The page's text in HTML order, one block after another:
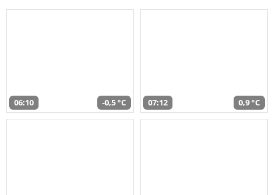
06:10 -0,5 °C 07:12 0,9 °C